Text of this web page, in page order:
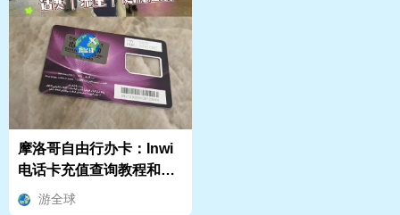
摩洛哥自由行办卡：Inwi
电话卡充值查询教程和避
坑指南游全球